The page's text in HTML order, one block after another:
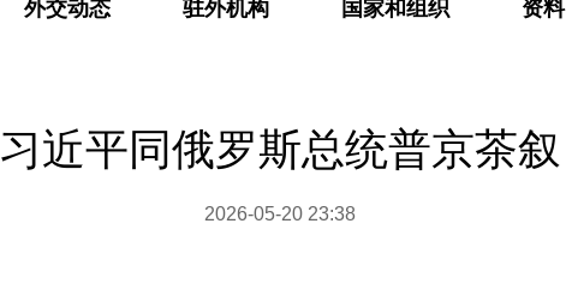
外交动态 驻外机构 国家和组织 资料
习近平同俄罗斯总统普京茶叙
2026-05-20 23:38